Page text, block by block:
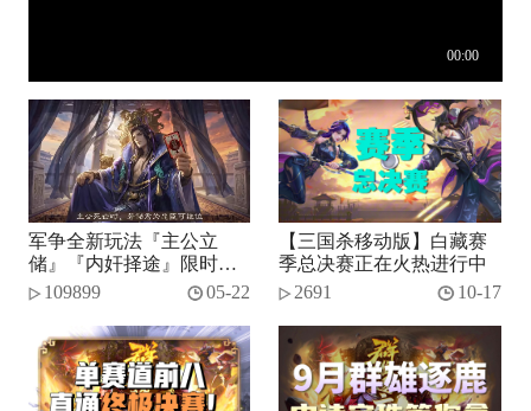
军争全新玩法『主公立
储』『内奸择途』限时开
启！109899 05-22
【三国杀移动版】白藏赛
季总决赛正在火热进行中
2691
10-17